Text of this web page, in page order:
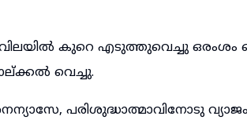
വിലയിൽ കുറെ എടുത്തുവെച്ചു
വെച്ചു.
പരിശുദ്ധാത്മാവിനോടു വ്യാജം